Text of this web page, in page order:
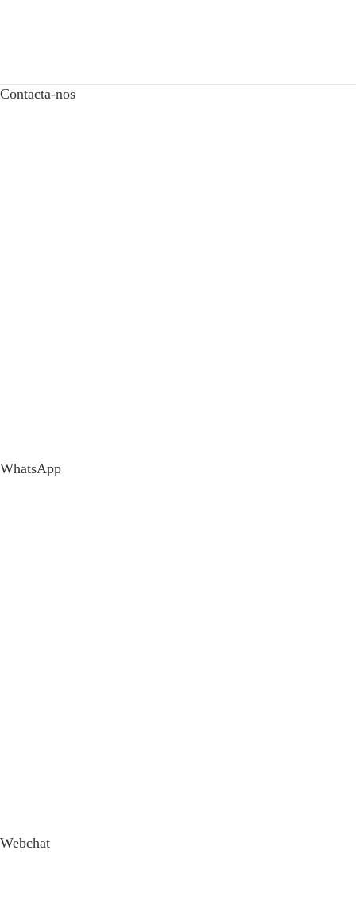
Contacta-nos
WhatsApp
Webchat